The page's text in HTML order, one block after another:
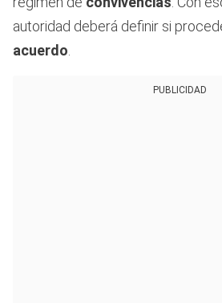
autoridad deberá definir si
acuerdo
PUBLICIDAD